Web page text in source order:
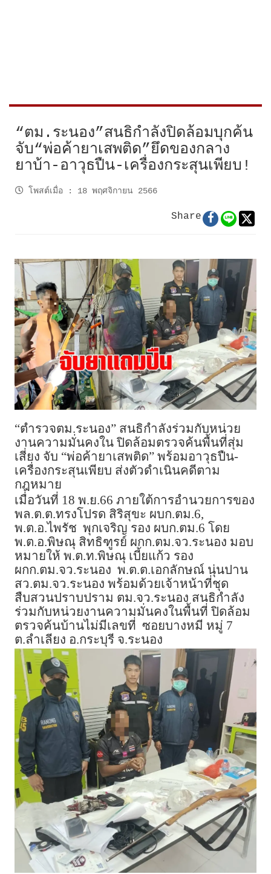
“ตม.ระนอง”สนธิกำลังปิดล้อมบุกค้น
จับ“พ่อค้ายาเสพติด”ยึดของกลาง
ยาบ้า-อาวุธปืน-เครื่องกระสุนเพียบ!
โพสต์เมื่อ : 18 พฤศจิกายน 2566
Share
“ตำรวจตม.ระนอง” สนธิกำลังร่วมกับหน่วย
งานความมั่นคงใน ปิดล้อมตรวจค้นพื้นที่สุ่ม
เสี่ยง จับ “พ่อค้ายาเสพติด” พร้อมอาวุธปืน-
เครื่องกระสุนเพียบ ส่งตัวดำเนินคดีตาม
กฎหมาย
เมื่อวันที่ 18 พ.ย.66 ภายใต้การอำนวยการของ
พล.ต.ต.ทรงโปรด สิริสุขะ ผบก.ตม.6,
พ.ต.อ.ไพรัช พุกเจริญ รอง ผบก.ตม.6 โดย
พ.ต.อ.พิษณุ สิทธิฑูรย์ ผกก.ตม.จว.ระนอง มอบ
หมายให้ พ.ต.ท.พิษณุ เบี้ยแก้ว รอง
ผกก.ตม.จว.ระนอง พ.ต.ต.เอกลักษณ์ นุ่นปาน
สว.ตม.จว.ระนอง พร้อมด้วยเจ้าหน้าที่ชุด
สืบสวนปราบปราม ตม.จว.ระนอง สนธิกำลัง
ร่วมกับหน่วยงานความมั่นคงในพื้นที่ ปิดล้อม
ตรวจค้นบ้านไม่มีเลขที่ ซอยบางหมี หมู่ 7
ต.ลำเลียง อ.กระบุรี จ.ระนอง